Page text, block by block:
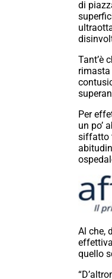
di
Tant’è
Per
un po’
siffatto
Al che,
quello